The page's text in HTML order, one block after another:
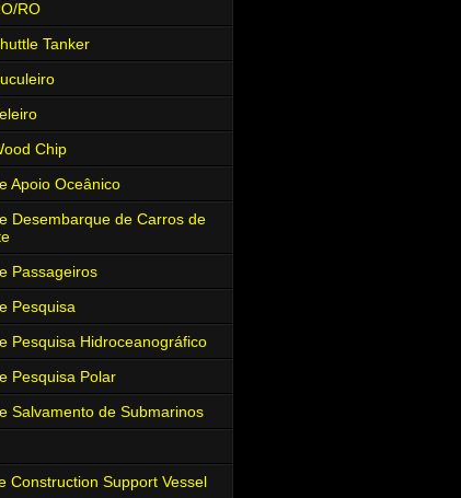
RO
Tanker
Chip
Apoio Oceânico
Desembarque de Carros de
Passageiros
Pesquisa
Pesquisa Hidroceanográfico
Pesquisa Polar
Salvamento de Submarinos
Construction Support Vessel